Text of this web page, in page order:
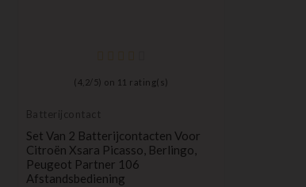
( 4,2/ 5) on 11 rating(s)
Batterijcontact
Set Van 2 Batterijcontacten Voor
Citroën Xsara Picasso, Berlingo,
Peugeot Partner 106
Afstandsbediening